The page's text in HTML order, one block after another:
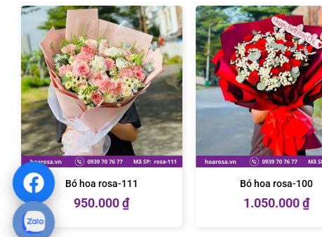
Bó hoa rosa-111
950.000₫
Bó hoa rosa-100
1.050.000₫